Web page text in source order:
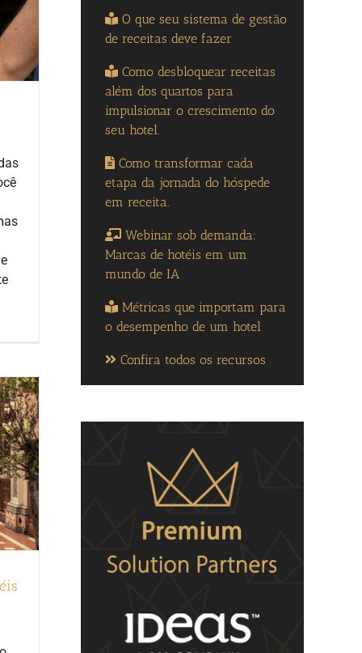
O que seu sistema de gestão
de receitas deve fazer
Como desbloquear receitas
além dos quartos para
impulsionar o crescimento do
seu hotel.
Como transformar cada
etapa da jornada do hóspede
em receita.
Webinar sob demanda:
Marcas de hotéis em um
mundo de IA
Métricas que importam para
o desempenho de um hotel
Confira todos os recursos